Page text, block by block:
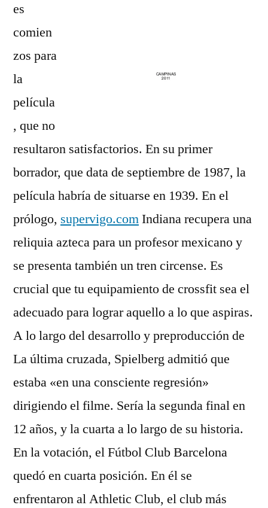
es
comien
zos para
la
película
, que no
resultaron satisfactorios. En su primer
borrador, que data de septiembre de 1987, la
película habría de situarse en 1939. En el
prólogo, supervigo.comIndiana recupera una
reliquia azteca para un profesor mexicano y
se presenta también un tren circense. Es
crucial que tu equipamiento de crossfit sea el
adecuado para lograr aquello a lo que aspiras.
A lo largo del desarrollo y preproducción de
La última cruzada, Spielberg admitió que
estaba «en una consciente regresión»
dirigiendo el filme. Sería la segunda final en
12 años, y la cuarta a lo largo de su historia.
En la votación, el Fútbol Club Barcelona
quedó en cuarta posición. En él se
enfrentaron al Athletic Club, el club más